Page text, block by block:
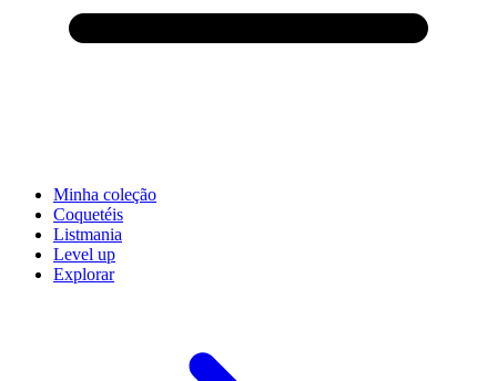
Minha coleção
Coquetéis
Listmania
Level up
Explorar